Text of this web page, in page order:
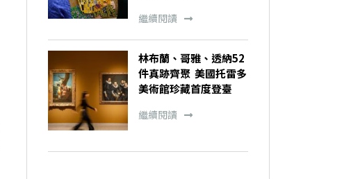
繼續閱讀
林布蘭、哥雅、透納52
件真跡齊聚 美國托雷多
美術館珍藏首度登臺
繼續閱讀